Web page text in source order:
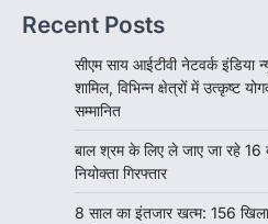
Recent Posts
सीएम साय आईटीवी नेटवर्क इंडिया
शामिल, विभिन्न क्षेत्रों में उत्कृष्ट
सम्मानित
बाल श्रम के लिए ले जाए जा रहे
नियोक्ता गिरफ्तार
8 साल का इंतजार खत्म: 156